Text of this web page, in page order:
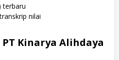
terbaru
nilai
Kinarya Alihdaya